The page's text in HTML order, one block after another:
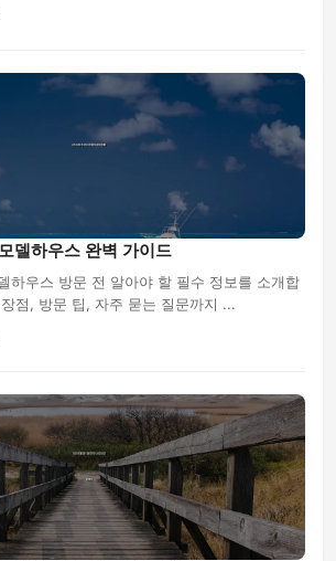
델하우스 완벽 가이드
하우스 방문 전 알아야 할 필수 정보를 소개합
점, 방문 팁, 자주 묻는 질문까지 ...